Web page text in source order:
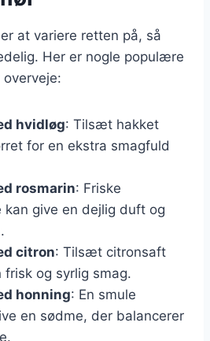
at variere retten på, så
Her er nogle populære
hvidløg: Tilsæt hakket
for en ekstra smagfuld
rosmarin: Friske
kan give en dejlig duft og
citron: Tilsæt citronsaft
og syrlig smag.
honning: En smule
en sødme, der balancerer